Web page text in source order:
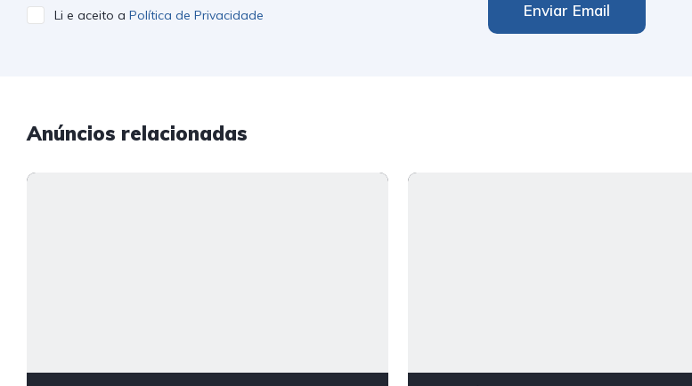
Li e aceito a Política de Privacidade Enviar Email
Anúncios relacionadas